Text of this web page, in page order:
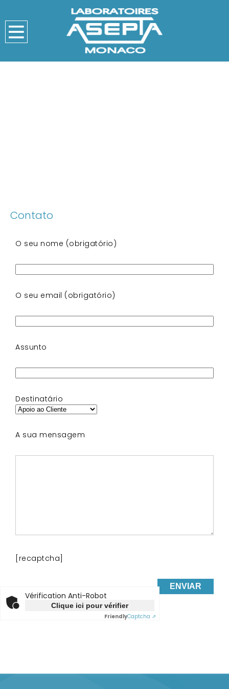
Contato
O seu nome (obrigatório)
O seu email (obrigatório)
Assunto
Destinatário
A sua mensagem
[recaptcha]
Vérification Anti-Robot
Clique ici pour vérifier
FriendlyCaptcha ⇗